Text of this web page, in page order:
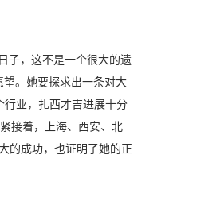
子，这不是一个很大的遗
。她要探求出一条对大
行业，扎西才吉进展十分
接着，上海、西安、北
的成功，也证明了她的正